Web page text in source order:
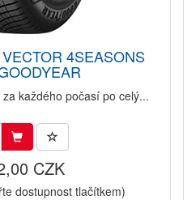
4SEASONS
každého počasí po celý...
CZK
dostupnost tlačítkem)